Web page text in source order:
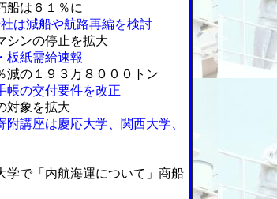
船は６１％に
は減船や航路再編を検討
シンの停止を拡大
板紙需給速報
減の１９３万８０００トン
帳の交付要件を改正
対象を拡大
附講座は慶応大学、関西大学、
学で「内航海運について」商船